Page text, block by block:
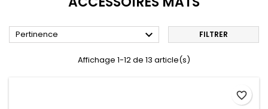
Pertinence  FILTRER
Affichage 1-12 de 13 article(s)
favorite_border